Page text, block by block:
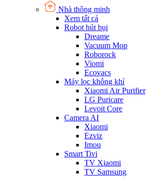
Nhà thông minh
Xem tất cả
Robot hút bụi
Dreame
Vacuum Mop
Roborock
Viomi
Ecovacs
Máy lọc không khí
Xiaomi Air Purifier
LG Puricare
Levoit Core
Camera AI
Xiaomi
Ezviz
Imou
Smart Tivi
TV Xiaomi
TV Samsung